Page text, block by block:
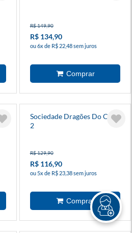
R$ 149,90
R$ 134,90
ou 6x de R$ 22,48 sem juros
Sociedade Dragões Do Chá
2
R$ 129,90
R$ 116,90
ou 5x de R$ 23,38 sem juros